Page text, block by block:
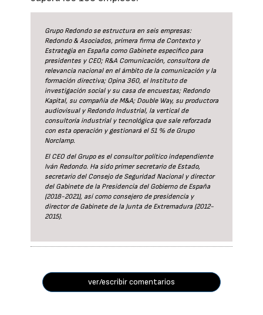
Grupo Redondo se estructura en seis empresas:
Redondo & Asociados, primera firma de Contexto y
Estrategia en España como Gabinete específico para
presidentes y CEO; R&A Comunicación, consultora de
relevancia nacional en el ámbito de la comunicación y la
formación directiva; Opina 360, el Instituto de
investigación social y su casa de encuestas; Redondo
Kapital, su compañía de M&A; Double Way, su productora
audiovisual y Redondo Industrial, la vertical de
consultoría industrial y tecnológica que sale reforzada
con esta operación y gestionará el 51 % de Grupo
Norclamp.
El CEO del Grupo es el consultor político independiente
Iván Redondo. Ha sido primer secretario de Estado,
secretario del Consejo de Seguridad Nacional y director
del Gabinete de la Presidencia del Gobierno de España
(2018-2021), así como consejero de presidencia y
director de Gabinete de la Junta de Extremadura (2012-
2015).
ver/escribir comentarios